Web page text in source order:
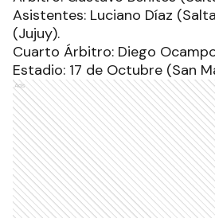
Asistentes: Luciano Díaz
(Jujuy).
Cuarto Árbitro: Diego
Estadio: 17 de Octubre (San
Ads